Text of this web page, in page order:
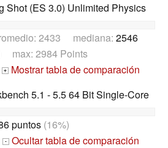
Shot (ES 3.0) Unlimited Physics
2433 mediana: 2546
max: 2984 Points
+
Mostrar tabla de comparación
5.1 - 5.5 64 Bit Single-Core
puntos(16%)
- Ocultar tabla de comparación